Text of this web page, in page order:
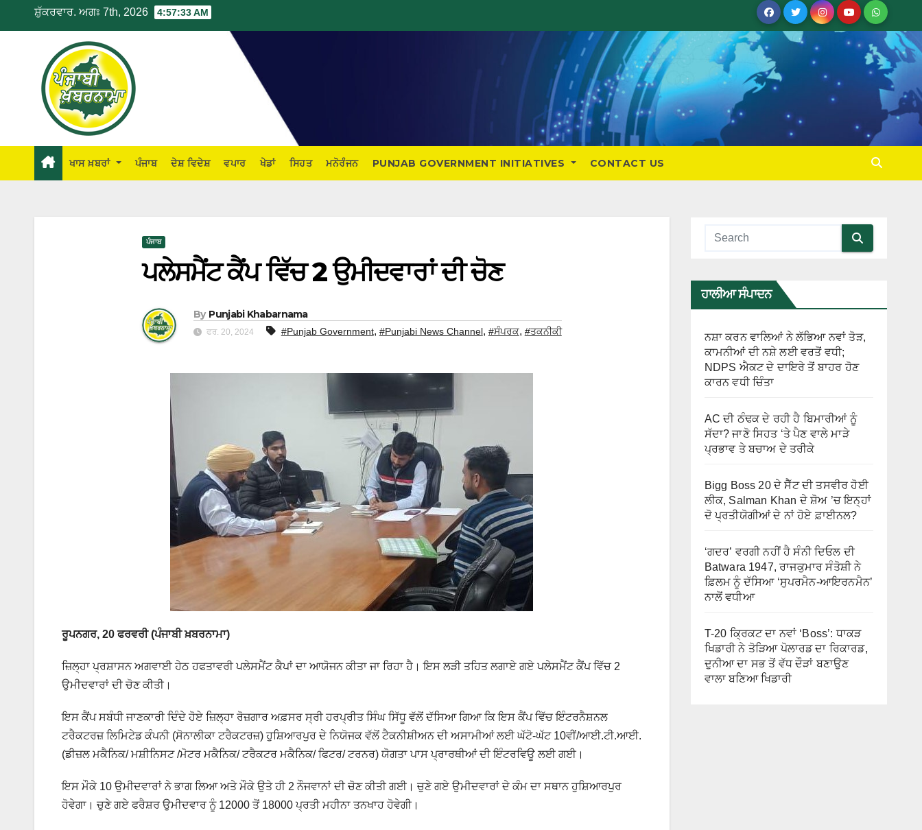
ਸ਼ੁੱਕਰਵਾਰ. ਅਗਃ 7th, 2026 4:57:33 AM
ਖਾਸ ਖ਼ਬਰਾਂ ਪੰਜਾਬ ਦੇਸ਼ ਵਿਦੇਸ਼ ਵਪਾਰ ਖੇਡਾਂ ਸਿਹਤ ਮਨੋਰੰਜਨ PUNJAB GOVERNMENT INITIATIVES CONTACT US
ਪੰਜਾਬ
ਪਲੇਸਮੈਂਟ ਕੈਂਪ ਵਿੱਚ 2 ਉਮੀਦਵਾਰਾਂ ਦੀ ਚੋਣ
By Punjabi Khabarnama
ਫਰ. 20, 2024 #Punjab Government, #Punjabi News Channel, #ਸੰਪਰਕ, #ਤਕਨੀਕੀ
ਰੂਪਨਗਰ, 20 ਫਰਵਰੀ (ਪੰਜਾਬੀ ਖ਼ਬਰਨਾਮਾ)
ਜ਼ਿਲ੍ਹਾ ਪ੍ਰਸ਼ਾਸਨ ਅਗਵਾਈ ਹੇਠ ਹਫਤਾਵਰੀ ਪਲੇਸਮੈਂਟ ਕੈਪਾਂ ਦਾ ਆਯੋਜਨ ਕੀਤਾ ਜਾ ਰਿਹਾ ਹੈ। ਇਸ ਲੜੀ ਤਹਿਤ ਲਗਾਏ ਗਏ ਪਲੇਸਮੈਂਟ ਕੈਂਪ ਵਿੱਚ 2
ਉਮੀਦਵਾਰਾਂ ਦੀ ਚੋਣ ਕੀਤੀ।
ਇਸ ਕੈਂਪ ਸਬੰਧੀ ਜਾਣਕਾਰੀ ਦਿੰਦੇ ਹੋਏ ਜ਼ਿਲ੍ਹਾ ਰੋਜ਼ਗਾਰ ਅਫ਼ਸਰ ਸ੍ਰੀ ਹਰਪ੍ਰੀਤ ਸਿੰਘ ਸਿੱਧੂ ਵੱਲੋਂ ਦੱਸਿਆ ਗਿਆ ਕਿ ਇਸ ਕੈਂਪ ਵਿੱਚ ਇੰਟਰਨੈਸ਼ਨਲ
ਟਰੈਕਟਰਜ਼ ਲਿਮਿਟੇਡ ਕੰਪਨੀ (ਸੋਨਾਲੀਕਾ ਟਰੈਕਟਰਜ਼) ਹੁਸ਼ਿਆਰਪੁਰ ਦੇ ਨਿਯੋਜਕ ਵੱਲੋਂ ਟੈਕਨੀਸ਼ੀਅਨ ਦੀ ਅਸਾਮੀਆਂ ਲਈ ਘੱਟੋ-ਘੱਟ 10ਵੀਂ/ਆਈ.ਟੀ.ਆਈ.
(ਡੀਜ਼ਲ ਮਕੈਨਿਕ/ ਮਸ਼ੀਨਿਸਟ /ਮੋਟਰ ਮਕੈਨਿਕ/ ਟਰੈਕਟਰ ਮਕੈਨਿਕ/ ਫਿਟਰ/ ਟਰਨਰ) ਯੋਗਤਾ ਪਾਸ ਪ੍ਰਾਰਥੀਆਂ ਦੀ ਇੰਟਰਵਿਊ ਲਈ ਗਈ।
ਇਸ ਮੌਕੇ 10 ਉਮੀਦਵਾਰਾਂ ਨੇ ਭਾਗ ਲਿਆ ਅਤੇ ਮੌਕੇ ਉਤੇ ਹੀ 2 ਨੌਜਵਾਨਾਂ ਦੀ ਚੋਣ ਕੀਤੀ ਗਈ। ਚੁਣੇ ਗਏ ਉਮੀਦਵਾਰਾਂ ਦੇ ਕੰਮ ਦਾ ਸਥਾਨ ਹੁਸ਼ਿਆਰਪੁਰ
ਹੋਵੇਗਾ। ਚੁਣੇ ਗਏ ਫਰੈਸ਼ਰ ਉਮੀਦਵਾਰ ਨੂੰ 12000 ਤੋਂ 18000 ਪ੍ਰਤੀ ਮਹੀਨਾ ਤਨਖਾਹ ਹੋਵੇਗੀ।
ਹਾਲੀਆ ਸੰਪਾਦਨ
ਨਸ਼ਾ ਕਰਨ ਵਾਲਿਆਂ ਨੇ ਲੱਭਿਆ ਨਵਾਂ ਤੋੜ,
ਕਾਮਨੀਆਂ ਦੀ ਨਸ਼ੇ ਲਈ ਵਰਤੋਂ ਵਧੀ;
NDPS ਐਕਟ ਦੇ ਦਾਇਰੇ ਤੋਂ ਬਾਹਰ ਹੋਣ
ਕਾਰਨ ਵਧੀ ਚਿੰਤਾ
AC ਦੀ ਠੰਢਕ ਦੇ ਰਹੀ ਹੈ ਬਿਮਾਰੀਆਂ ਨੂੰ
ਸੱਦਾ? ਜਾਣੋ ਸਿਹਤ ‘ਤੇ ਪੈਣ ਵਾਲੇ ਮਾੜੇ
ਪ੍ਰਭਾਵ ਤੇ ਬਚਾਅ ਦੇ ਤਰੀਕੇ
Bigg Boss 20 ਦੇ ਸੈੱਟ ਦੀ ਤਸਵੀਰ ਹੋਈ
ਲੀਕ, Salman Khan ਦੇ ਸ਼ੋਅ ’ਚ ਇਨ੍ਹਾਂ
ਦੋ ਪ੍ਰਤੀਯੋਗੀਆਂ ਦੇ ਨਾਂ ਹੋਏ ਫ਼ਾਈਨਲ?
‘ਗਦਰ’ ਵਰਗੀ ਨਹੀਂ ਹੈ ਸੰਨੀ ਦਿਓਲ ਦੀ
Batwara 1947, ਰਾਜਕੁਮਾਰ ਸੰਤੋਸ਼ੀ ਨੇ
ਫ਼ਿਲਮ ਨੂੰ ਦੱਸਿਆ ‘ਸੁਪਰਮੈਨ-ਆਇਰਨਮੈਨ’
ਨਾਲੋਂ ਵਧੀਆ
T-20 ਕ੍ਰਿਕਟ ਦਾ ਨਵਾਂ ‘Boss’: ਧਾਕੜ
ਖਿਡਾਰੀ ਨੇ ਤੋੜਿਆ ਪੋਲਾਰਡ ਦਾ ਰਿਕਾਰਡ,
ਦੁਨੀਆ ਦਾ ਸਭ ਤੋਂ ਵੱਧ ਦੌੜਾਂ ਬਣਾਉਣ
ਵਾਲਾ ਬਣਿਆ ਖਿਡਾਰੀ